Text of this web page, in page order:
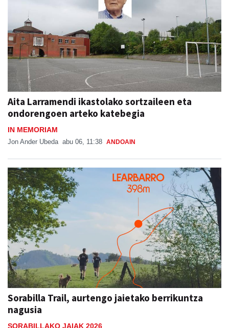
Aita Larramendi ikastolako sortzaileen eta
ondorengoen arteko katebegia
IN MEMORIAM
Jon Ander Ubeda abu 06, 11:38 ANDOAIN
Sorabilla Trail, aurtengo jaietako berrikuntza
nagusia
SORABILLAKO JAIAK 2026